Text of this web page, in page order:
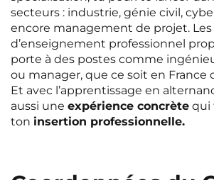
secteurs : industrie, génie civil,
encore management de projet.
d’enseignement professionnel
porte à des postes comme
ou manager, que ce soit en France
Et avec l’apprentissage en
aussi une expérience concrète qui
ton insertion professionnelle.